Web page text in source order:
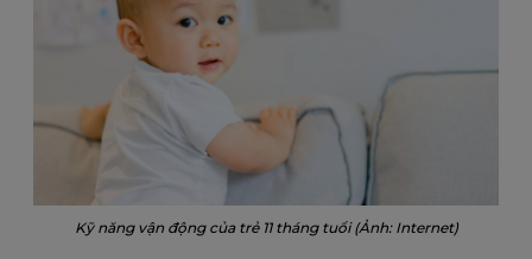
Kỹ năng vận động của trẻ 11 tháng tuổi (Ảnh: Internet)